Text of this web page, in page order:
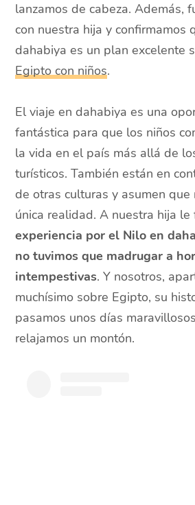
lanzamos de cabeza. Además,
con nuestra hija y confirmamos
dahabiya es un plan excelente
Egipto con niños.
El viaje en dahabiya es una
fantástica para que los niños
la vida en el país más allá de
turísticos. También están en
de otras culturas y asumen que
única realidad. A nuestra hija
experiencia por el Nilo en
no tuvimos que madrugar a
intempestivas. Y nosotros,
muchísimo sobre Egipto, su
pasamos unos días
relajamos un montón.